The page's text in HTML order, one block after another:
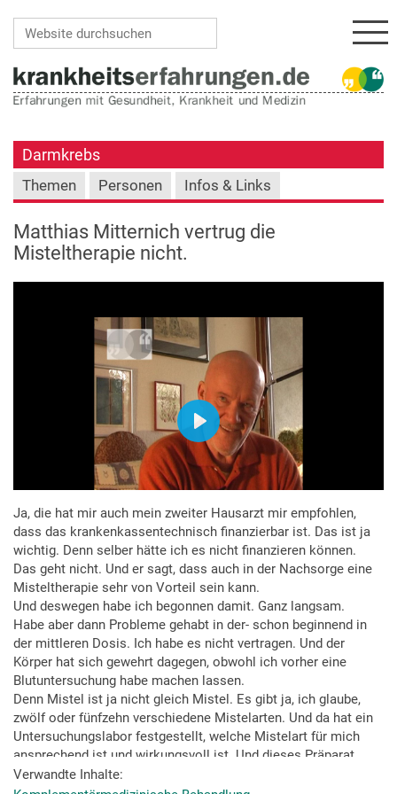
Darmkrebs
Themen Personen Infos & Links
Matthias Mitternich vertrug die
Misteltherapie nicht.
Ja, die hat mir auch mein zweiter Hausarzt mir empfohlen,
dass das krankenkassentechnisch finanzierbar ist. Das ist ja
wichtig. Denn selber hätte ich es nicht finanzieren können.
Das geht nicht. Und er sagt, dass auch in der Nachsorge eine
Misteltherapie sehr von Vorteil sein kann.
Und deswegen habe ich begonnen damit. Ganz langsam.
Habe aber dann Probleme gehabt in der- schon beginnend in
der mittleren Dosis. Ich habe es nicht vertragen. Und der
Körper hat sich gewehrt dagegen, obwohl ich vorher eine
Blutuntersuchung habe machen lassen.
Denn Mistel ist ja nicht gleich Mistel. Es gibt ja, ich glaube,
zwölf oder fünfzehn verschiedene Mistelarten. Und da hat ein
Untersuchungslabor festgestellt, welche Mistelart für mich
ansprechend ist und wirkungsvoll ist. Und dieses Präparat
haben wir genommen.
Verwandte Inhalte